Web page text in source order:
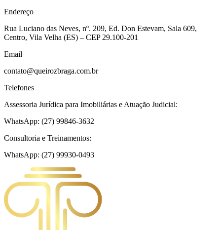
Endereço
Rua Luciano das Neves, nº. 209, Ed. Don Estevam, Sala 609,
Centro, Vila Velha (ES) – CEP 29.100-201
Email
contato@queirozbraga.com.br
Telefones
Assessoria Jurídica para Imobiliárias e Atuação Judicial:
WhatsApp: (27) 99846-3632
Consultoria e Treinamentos:
WhatsApp: (27) 99930-0493